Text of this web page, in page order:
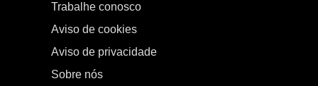
Trabalhe conosco
Aviso de cookies
Aviso de privacidade
Sobre nós